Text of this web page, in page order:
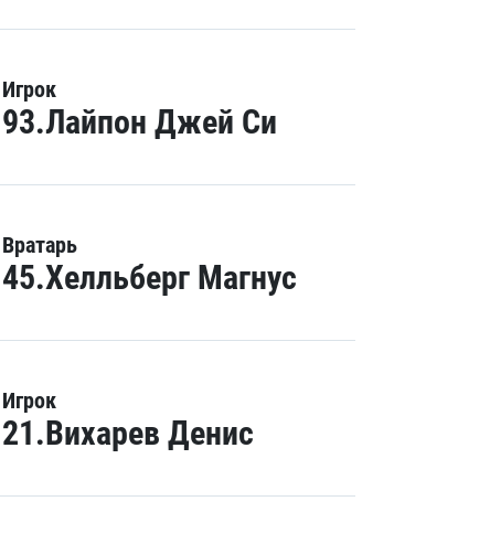
Игрок
93.Лайпон Джей Си
Вратарь
45.Хелльберг Магнус
Игрок
21.Вихарев Денис